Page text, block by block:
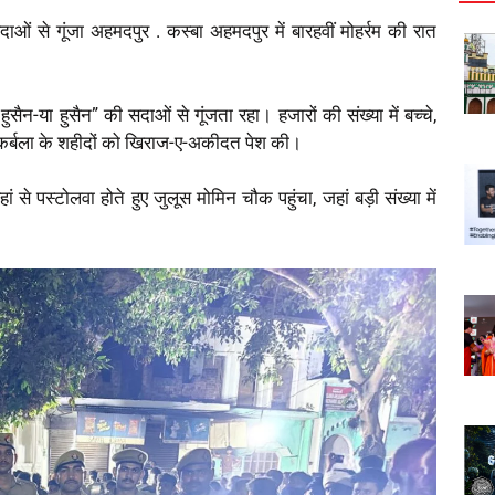
से गूंजा अहमदपुर . कस्बा अहमदपुर में बारहवीं मोहर्रम की रात
या हुसैन” की सदाओं से गूंजता रहा। हजारों की संख्या में बच्चे,
के शहीदों को खिराज-ए-अकीदत पेश की।
पस्टोलवा होते हुए जुलूस मोमिन चौक पहुंचा, जहां बड़ी संख्या में